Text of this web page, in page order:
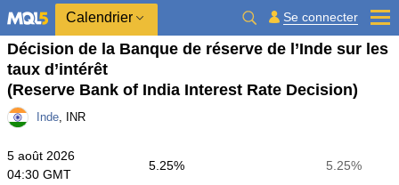
Calendrier Se connecter
Décision de la Banque de réserve de l’Inde sur les
taux d’intérêt
(Reserve Bank of India Interest Rate Decision)
Inde, INR
5 août 2026
04:30 GMT
5.25%
5.25%